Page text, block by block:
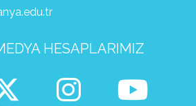
HESAPLARIMIZ